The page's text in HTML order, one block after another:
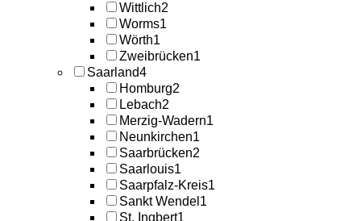
Wittlich2
Worms1
Wörth1
Zweibrücken1
Saarland4
Homburg2
Lebach2
Merzig-Wadern1
Neunkirchen1
Saarbrücken2
Saarlouis1
Saarpfalz-Kreis1
Sankt Wendel 1
St. Ingbert1